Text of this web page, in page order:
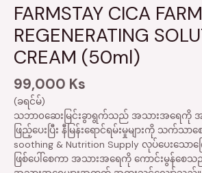
FARMSTAY CICA FARM
REGENERATING
CREAM (50ml)
99,000 Ks
(ခရင်မ်)
သဘာ၀ဆေးမြင်းခွာရွက်သည် အသားအရေကို
ဖြည့်ပေးပြီး နီမြန်းရောင်ရမ်းမှုများကို သက်သ
soothing & Nutrition Supply လုပ်ပေးသေ
ဖြစ်ပေါ်စေကာ အသားအရေကို ကောင်းမွန်စ